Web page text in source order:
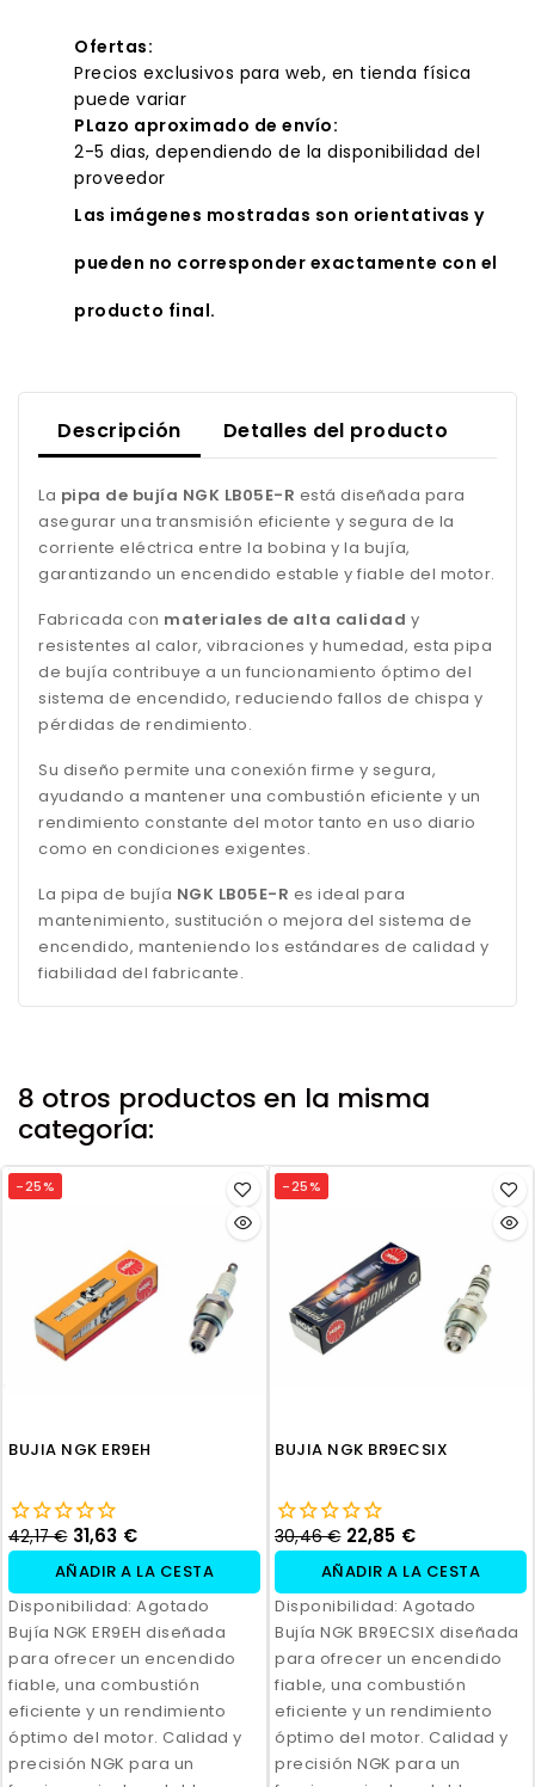
Ofertas:
Precios exclusivos para web, en tienda física
puede variar
PLazo aproximado de envío:
2-5 dias, dependiendo de la disponibilidad del
proveedor
Las imágenes mostradas son orientativas y
pueden no corresponder exactamente con el
producto final.
Descripción Detalles del producto
La pipa de bujía NGK LB05E-R está diseñada para
asegurar una transmisión eficiente y segura de la
corriente eléctrica entre la bobina y la bujía,
garantizando un encendido estable y fiable del motor.
Fabricada con materiales de alta calidad y
resistentes al calor, vibraciones y humedad, esta pipa
de bujía contribuye a un funcionamiento óptimo del
sistema de encendido, reduciendo fallos de chispa y
pérdidas de rendimiento.
Su diseño permite una conexión firme y segura,
ayudando a mantener una combustión eficiente y un
rendimiento constante del motor tanto en uso diario
como en condiciones exigentes.
La pipa de bujía NGK LB05E-R es ideal para
mantenimiento, sustitución o mejora del sistema de
encendido, manteniendo los estándares de calidad y
fiabilidad del fabricante.
8 otros productos en la misma
categoría:
-25%
BUJIA NGK ER9EH
42,17 € 31,63 €
AÑADIR A LA CESTA
Disponibilidad: Agotado
Bujía NGK ER9EH diseñada
para ofrecer un encendido
fiable, una combustión
eficiente y un rendimiento
óptimo del motor. Calidad y
precisión NGK para un
-25%
BUJIA NGK BR9ECSIX
30,46 € 22,85 €
AÑADIR A LA CESTA
Disponibilidad: Agotado
Bujía NGK BR9ECSIX diseñada
para ofrecer un encendido
fiable, una combustión
eficiente y un rendimiento
óptimo del motor. Calidad y
precisión NGK para un